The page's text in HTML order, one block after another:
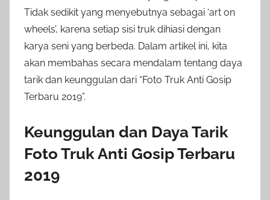
Tidak sedikit yang menyebutnya sebagai ‘art on
wheels’, karena setiap sisi truk dihiasi dengan
karya seni yang berbeda. Dalam artikel ini, kita
akan membahas secara mendalam tentang daya
tarik dan keunggulan dari “Foto Truk Anti Gosip
Terbaru 2019”.
Keunggulan dan Daya Tarik
Foto Truk Anti Gosip Terbaru
2019